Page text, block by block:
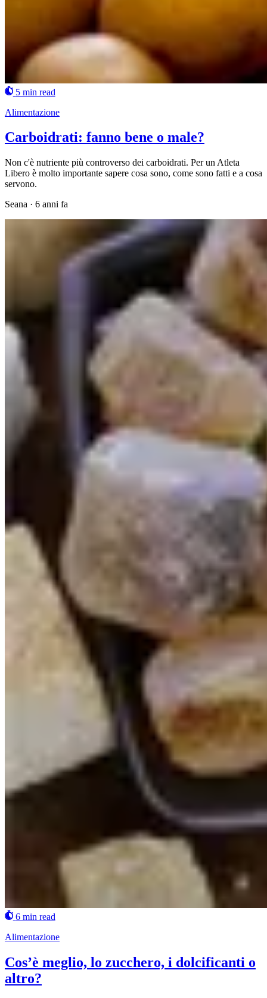
5 min read
Alimentazione
Carboidrati: fanno bene o male?
Non c'è nutriente più controverso dei carboidrati. Per un Atleta
Libero è molto importante sapere cosa sono, come sono fatti e a cosa
servono.
Seana · 6 anni fa
6 min read
Alimentazione
Cos’è meglio, lo zucchero, i dolcificanti o
altro?